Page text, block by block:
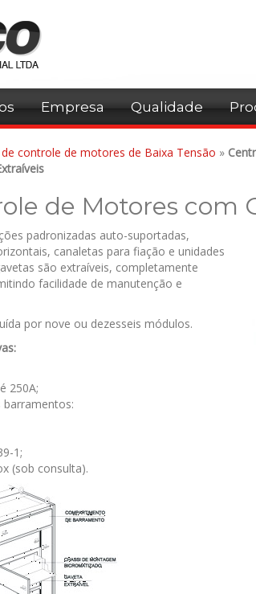
Empresa Qualidade
controle de motores de Baixa Tensão »
de Motores com
padronizadas auto-suportadas,
canaletas para fiação e unidades
são extraíveis, completamente
facilidade de manutenção e
por nove ou dezesseis módulos.
250A;
1;
(sob consulta).